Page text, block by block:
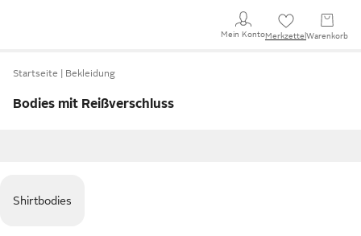
Mein KontoMerkzettel Warenkorb
Startseite Bekleidung
Bodies mit Reißverschluss
Shirtbodies